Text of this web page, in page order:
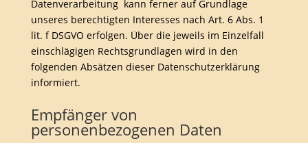
Datenverarbeitung kann ferner auf Grundlage
unseres berechtigten Interesses nach Art. 6 Abs. 1
lit. f DSGVO erfolgen. Über die jeweils im Einzelfall
einschlägigen Rechtsgrundlagen wird in den
folgenden Absätzen dieser Datenschutzerklärung
informiert.
Empfänger von
personenbezogenen Daten